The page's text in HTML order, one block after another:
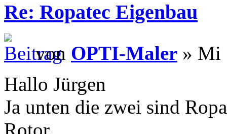
Re: Ropatec Eigenbau
von OPTI-Maler » Mi
Hallo Jürgen
Ja unten die zwei sind